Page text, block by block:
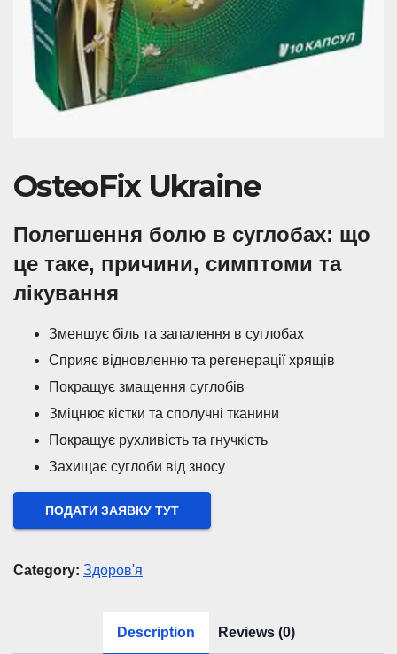
OsteoFix Ukraine
Полегшення болю в суглобах: що
це таке, причини, симптоми та
лікування
Зменшує біль та запалення в суглобах
Сприяє відновленню та регенерації хрящів
Покращує змащення суглобів
Зміцнює кістки та сполучні тканини
Покращує рухливість та гнучкість
Захищає суглоби від зносу
ПОДАТИ ЗАЯВКУ ТУТ
Category: Здоров'я
Description Reviews (0)